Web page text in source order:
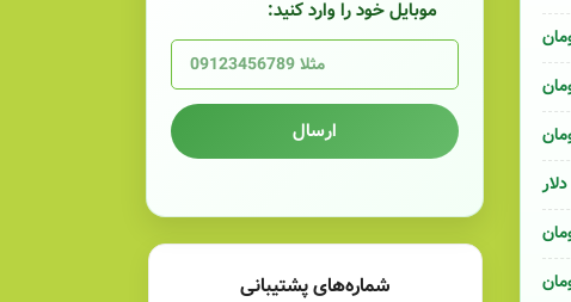
موبایل خود را وارد کنید:
ارسال
شماره‌های پشتیبانی